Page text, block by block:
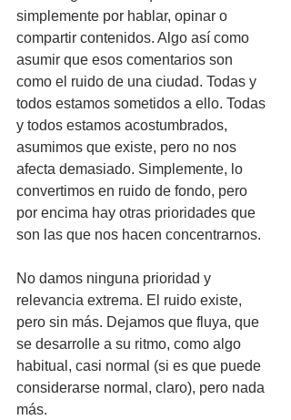
simplemente por hablar, opinar o
compartir contenidos. Algo así como
asumir que esos comentarios son
como el ruido de una ciudad. Todas y
todos estamos sometidos a ello. Todas
y todos estamos acostumbrados,
asumimos que existe, pero no nos
afecta demasiado. Simplemente, lo
convertimos en ruido de fondo, pero
por encima hay otras prioridades que
son las que nos hacen concentrarnos.
No damos ninguna prioridad y
relevancia extrema. El ruido existe,
pero sin más. Dejamos que fluya, que
se desarrolle a su ritmo, como algo
habitual, casi normal (si es que puede
considerarse normal, claro), pero nada
más.